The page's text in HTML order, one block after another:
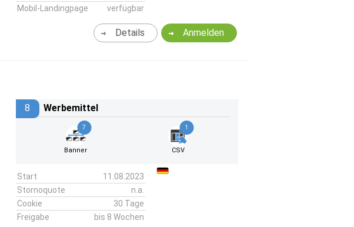
Mobil-Landingpage
verfügbar
Anmelden
Details
8 Werbemittel
7
Banner
1
CSV
Start
11.08.2023
Stornoquote
n.a.
Cookie
30 Tage
Freigabe
bis 8 Wochen